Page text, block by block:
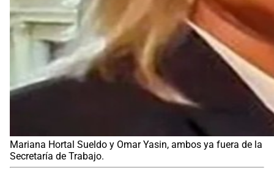
Mariana Hortal Sueldo y Omar Yasin, ambos ya fuera de la
Secretaría de Trabajo.